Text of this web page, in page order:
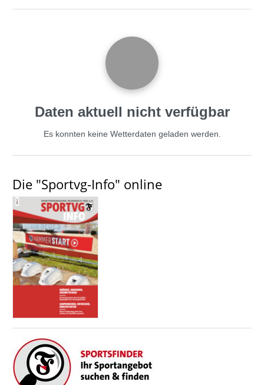
Daten aktuell nicht verfügbar
Es konnten keine Wetterdaten geladen werden.
Die "Sportvg-Info" online